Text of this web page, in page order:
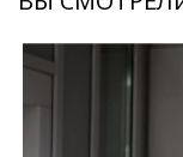
что позволяет
выбрать гладкую
эластичную кожу
Испанская
качеством и